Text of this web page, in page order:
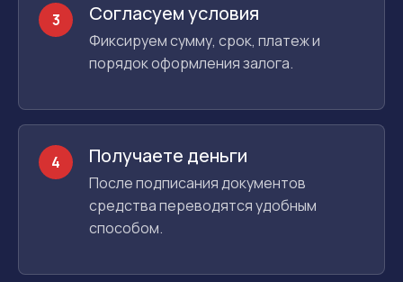
3 Согласуем условия
Фиксируем сумму, срок, платеж и
порядок оформления залога.
4 Получаете деньги
После подписания документов
средства переводятся удобным
способом.